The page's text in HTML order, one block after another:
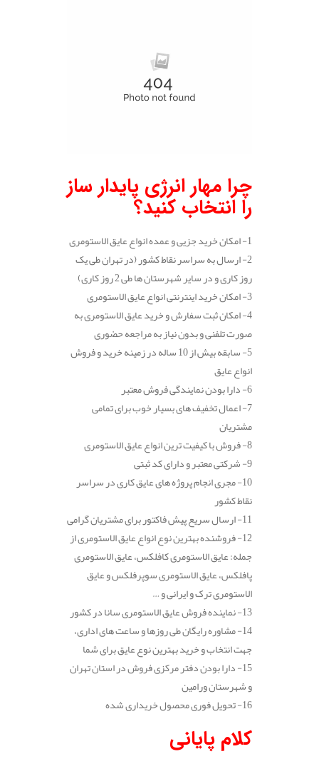
چرا مهار انرژی پایدار ساز
را انتخاب کنید؟
1- امکان خرید جزیی و عمده انواع عایق الاستومری
2- ارسال به سراسر نقاط کشور (در تهران طی یک
روز کاری و در سایر شهرستان ها طی 2 روز کاری)
3- امکان خرید اینترنتی انواع عایق الاستومری
4- امکان ثبت سفارش و خرید عایق الاستومری به
صورت تلفنی و بدون نیاز به مراجعه حضوری
5- سابقه بیش از 10 ساله در زمینه خرید و فروش
انواع عایق
6- دارا بودن نمایندگی فروش معتبر
7- اعمال تخفیف های بسیار خوب برای تمامی
مشتریان
8- فروش با کیفیت ترین انواع عایق الاستومری
9- شرکتی معتبر و دارای کد ثبتی
10- مجری انجام پروژه های عایق کاری در سراسر
نقاط کشور
11- ارسال سریع پیش فاکتور برای مشتریان گرامی
12- فروشنده بهترین نوع انواع عایق الاستومری از
جمله: عایق الاستومری کافلکس، عایق الاستومری
پافلکس، عایق الاستومری سوپرفلکس و عایق
الاستومری ترک و ایرانی و …
13- نماینده فروش عایق الاستومری سانا در کشور
14- مشاوره رایگان طی روزها و ساعت های اداری،
جهت انتخاب و خرید بهترین نوع عایق برای شما
15- دارا بودن دفتر مرکزی فروش در استان تهران
و شهرستان ورامین
16- تحویل فوری محصول خریداری شده
کلام پایانی